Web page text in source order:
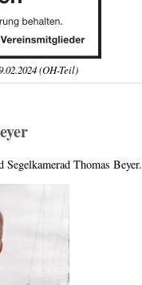
(OH-Teil)
Thomas Beyer.